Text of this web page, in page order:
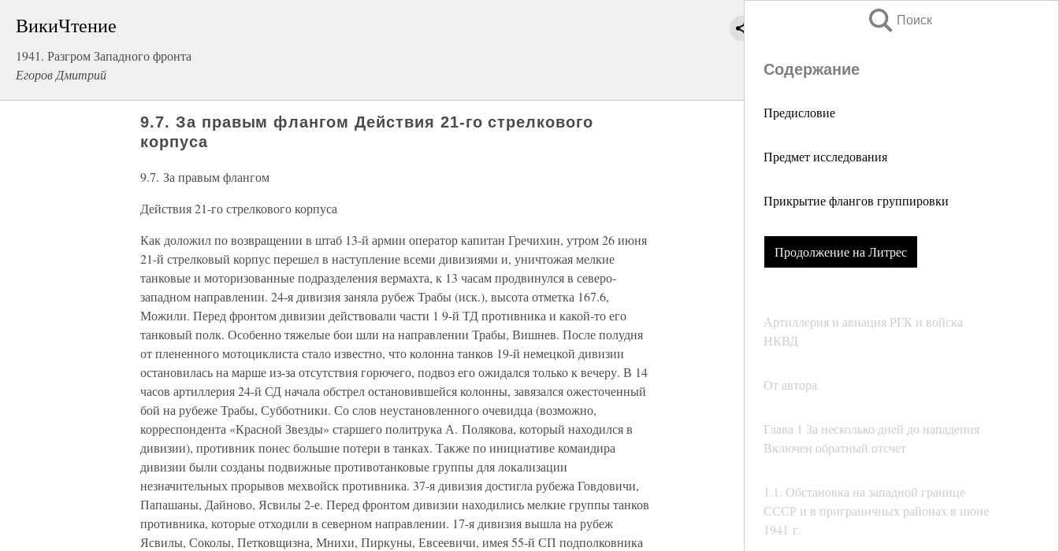
ВикиЧтение
1941. Разгром Западного фронта
Егоров Дмитрий
Поиск
Содержание
Предисловие
Предмет исследования
Прикрытие флангов группировки
Продолжение на Литрес
Артиллерия и авиация РГК и войска
НКВД
От автора
Глава 1 За несколько дней до нападения
Включен обратный отсчет
1.1. Обстановка на западной границе
СССР и в приграничных районах в июне
1941 г.
9.7. За правым флангом Действия 21-го стрелкового
корпуса
9.7. За правым флангом
Действия 21-го стрелкового корпуса
Как доложил по возвращении в штаб 13-й армии оператор капитан Гречихин, утром 26 июня
21-й стрелковый корпус перешел в наступление всеми дивизиями и, уничтожая мелкие
танковые и моторизованные подразделения вермахта, к 13 часам продвинулся в северо-
западном направлении. 24-я дивизия заняла рубеж Трабы (иск.), высота отметка 167.6,
Можили. Перед фронтом дивизии действовали части 1 9-й ТД противника и какой-то его
танковый полк. Особенно тяжелые бои шли на направлении Трабы, Вишнев. После полудня
от плененного мотоциклиста стало известно, что колонна танков 19-й немецкой дивизии
остановилась на марше из-за отсутствия горючего, подвоз его ожидался только к вечеру. В 14
часов артиллерия 24-й СД начала обстрел остановившейся колонны, завязался ожесточенный
бой на рубеже Трабы, Субботники. Со слов неустановленного очевидца (возможно,
корреспондента «Красной Звезды» старшего политрука А. Полякова, который находился в
дивизии), противник понес большие потери в танках. Также по инициативе командира
дивизии были созданы подвижные противотанковые группы для локализации
незначительных прорывов мехвойск противника. 37-я дивизия достигла рубежа Говдовичи,
Папашаны, Дайново, Ясвилы 2-е. Перед фронтом дивизии находились мелкие группы танков
противника, которые отходили в северном направлении. 17-я дивизия вышла на рубеж
Ясвилы, Соколы, Петковщизна, Мнихи, Пиркуны, Евсеевичи, имея 55-й СП подполковника